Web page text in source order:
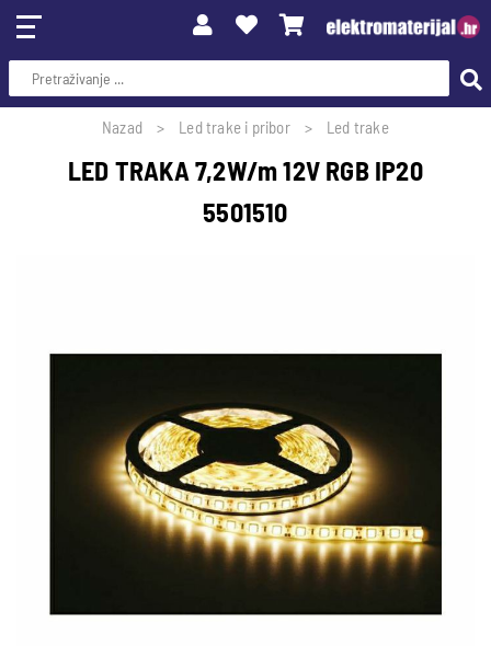
Nazad Led trake i pribor Led trake
LED TRAKA 7,2W/m 12V RGB IP20
5501510